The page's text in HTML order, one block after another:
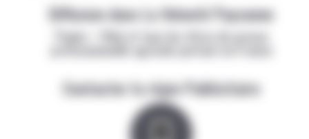
Diffusion dans La Volonté Paysanne
Papier + Web et tous les titres de presse
Contacter la régie Publicitaire